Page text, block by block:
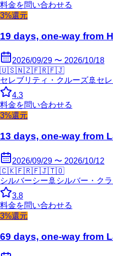
料金を問い合わせる
3%還元
19 days, one-way from
2026/09/29 〜 2026/10/18
🇺🇸🇳🇿🇫🇷🇫🇯
セレブリティ・クルーズ🚢セ
4.3
料金を問い合わせる
3%還元
13 days, one-way from
2026/09/29 〜 2026/10/12
🇨🇰🇫🇷🇫🇯🇹🇴
シルバーシー 🚢 シルバー・ク
3.8
料金を問い合わせる
3%還元
69 days, one-way from